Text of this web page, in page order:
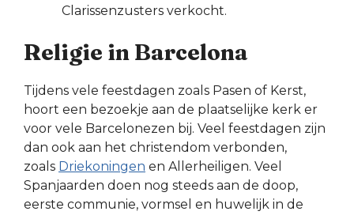
Clarissenzusters verkocht.
Religie in Barcelona
Tijdens vele feestdagen zoals Pasen of Kerst,
hoort een bezoekje aan de plaatselijke kerk er
voor vele Barcelonezen bij. Veel feestdagen zijn
dan ook aan het christendom verbonden,
zoals Driekoningen en Allerheiligen. Veel
Spanjaarden doen nog steeds aan de doop,
eerste communie, vormsel en huwelijk in de